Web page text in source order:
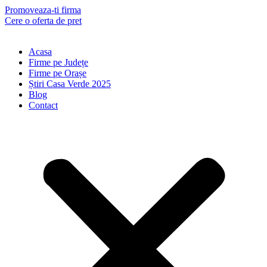
Skip
to
Promoveaza-ti firma
Cere o oferta de pret
Acasa
Firme pe Județe
Firme pe Orașe
Știri Casa Verde 2025
Blog
Contact